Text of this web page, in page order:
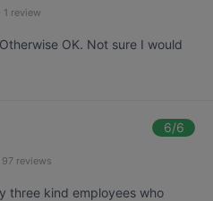
1 review
OK. Not sure I would
6/6
97 reviews
three kind employees who